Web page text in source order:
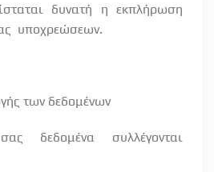
δυνατή η εκπλήρωση
υποχρεώσεων.
των δεδομένων
σας δεδομένα
συλλέγονται